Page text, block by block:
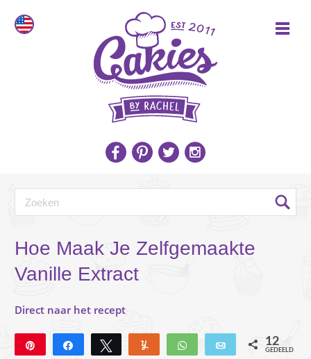
Hoe Maak Je Zelfgemaakte
Vanille Extract
Direct naar het recept
Deel Tweet Yum WhatsApp E-mail 12
GEDEELD